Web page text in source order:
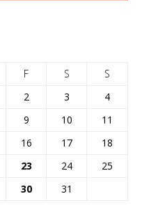
F S
S
2 3
4
9 10
11
16 17
18
23 24
25
30
31